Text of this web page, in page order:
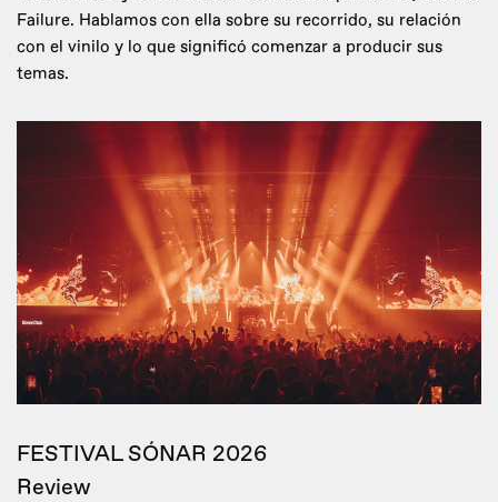
Failure. Hablamos con ella sobre su recorrido, su relación
con el vinilo y lo que significó comenzar a producir sus
temas.
FESTIVAL SÓNAR 2026
Review